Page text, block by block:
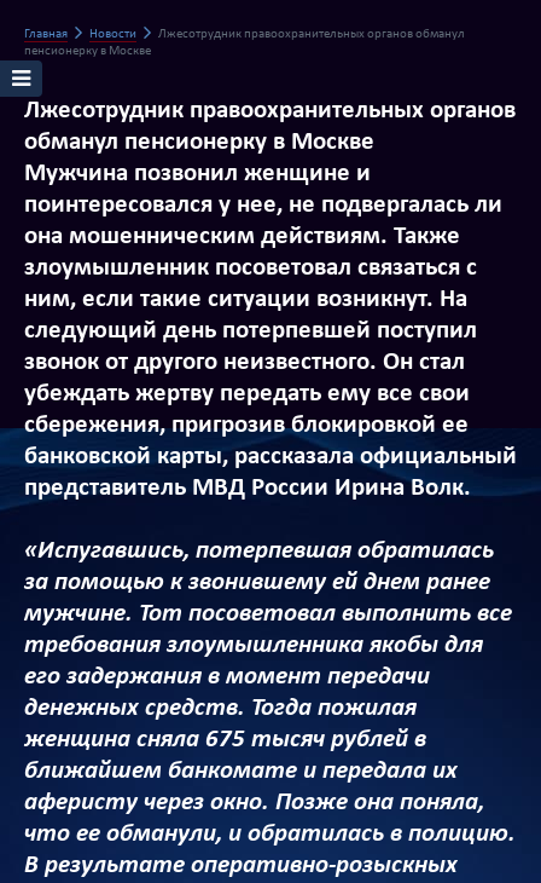
Главная Новости
Лжесотрудник правоохранительных органов обманул
пенсионерку в Москве
Лжесотрудник правоохранительных органов
обманул пенсионерку в Москве
Мужчина позвонил женщине и
поинтересовался у нее, не подвергалась ли
она мошенническим действиям. Также
злоумышленник посоветовал связаться с
ним, если такие ситуации возникнут. На
следующий день потерпевшей поступил
звонок от другого неизвестного. Он стал
убеждать жертву передать ему все свои
сбережения, пригрозив блокировкой ее
банковской карты, рассказала официальный
представитель МВД России Ирина Волк.
«Испугавшись, потерпевшая обратилась
за помощью к звонившему ей днем ранее
мужчине. Тот посоветовал выполнить все
требования злоумышленника якобы для
его задержания в момент передачи
денежных средств. Тогда пожилая
женщина сняла 675 тысяч рублей в
ближайшем банкомате и передала их
аферисту через окно. Позже она поняла,
что ее обманули, и обратилась в полицию.
В результате оперативно-розыскных